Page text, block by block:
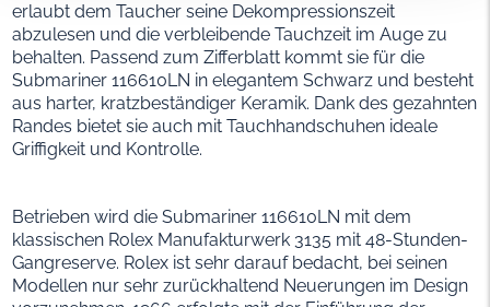
erlaubt dem Taucher seine Dekompressionszeit
abzulesen und die verbleibende Tauchzeit im Auge zu
behalten. Passend zum Zifferblatt kommt sie für die
Submariner 116610LN in elegantem Schwarz und besteht
aus harter, kratzbeständiger Keramik. Dank des gezahnten
Randes bietet sie auch mit Tauchhandschuhen ideale
Griffigkeit und Kontrolle.
Betrieben wird die Submariner 116610LN mit dem
klassischen Rolex Manufakturwerk 3135 mit 48-Stunden-
Gangreserve. Rolex ist sehr darauf bedacht, bei seinen
Modellen nur sehr zurückhaltend Neuerungen im Design